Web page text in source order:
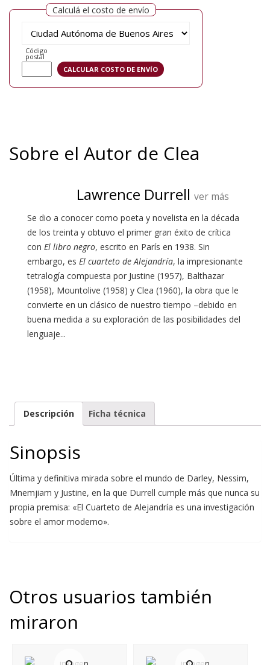
Calculá el costo de envío
Código
postal
Sobre el Autor de Clea
Lawrence Durrell ver más
Se dio a conocer como poeta y novelista en la década
de los treinta y obtuvo el primer gran éxito de crítica
con El libro negro, escrito en París en 1938. Sin
embargo, es El cuarteto de Alejandría, la impresionante
tetralogía compuesta por Justine (1957), Balthazar
(1958), Mountolive (1958) y Clea (1960), la obra que le
convierte en un clásico de nuestro tiempo –debido en
buena medida a su exploración de las posibilidades del
lenguaje...
Descripción Ficha técnica
Sinopsis
Última y definitiva mirada sobre el mundo de Darley, Nessim,
Mnemjiam y Justine, en la que Durrell cumple más que nunca su
propia premisa: «El Cuarteto de Alejandría es una investigación
sobre el amor moderno».
Otros usuarios también
miraron